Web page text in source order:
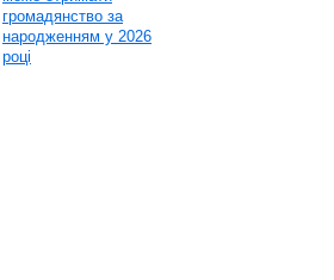
громадянство за
народженням у 2026
році